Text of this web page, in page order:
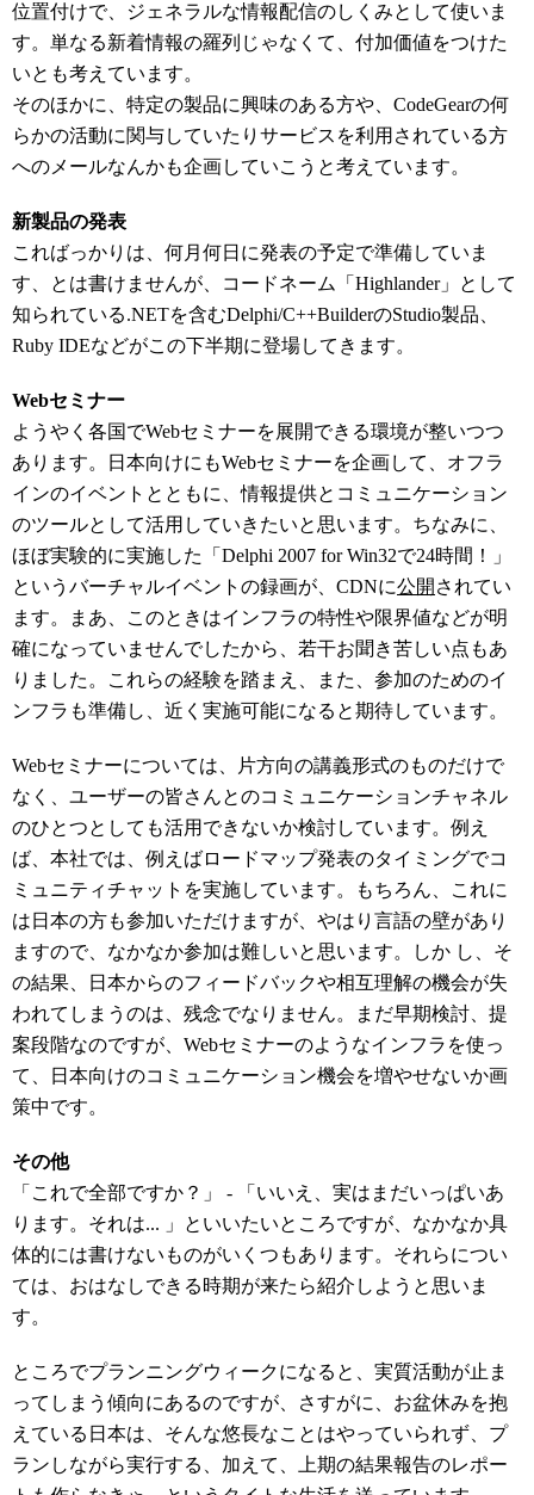
位置付けで、ジェネラルな情報配信のしくみとして使いま
す。単なる新着情報の羅列じゃなくて、付加価値をつけた
いとも考えています。
そのほかに、特定の製品に興味のある方や、CodeGearの何
らかの活動に関与していたりサービスを利用されている方
へのメールなんかも企画していこうと考えています。
新製品の発表
こればっかりは、何月何日に発表の予定で準備していま
す、とは書けませんが、コードネーム「Highlander」として
知られている.NETを含むDelphi/C++BuilderのStudio製品、
Ruby IDEなどがこの下半期に登場してきます。
Webセミナー
ようやく各国でWebセミナーを展開できる環境が整いつつ
あります。日本向けにもWebセミナーを企画して、オフラ
インのイベントとともに、情報提供とコミュニケーション
のツールとして活用していきたいと思います。ちなみに、
ほぼ実験的に実施した「Delphi 2007 for Win32で24時間！」
というバーチャルイベントの録画が、CDNに公開 されてい
ます。まあ、このときはインフラの特性や限界値などが明
確になっていませんでしたから、若干お聞き苦しい点もあ
りました。これらの経験を踏まえ、また、参加のためのイ
ンフラも準備し、近く実施可能になると期待しています。
Webセミナーについては、片方向の講義形式のものだけで
なく、ユーザーの皆さんとのコミュニケーションチャネル
のひとつとしても活用できないか検討しています。例え
ば、本社では、例えばロードマップ発表のタイミングでコ
ミュニティチャットを実施しています。もちろん、これに
は日本の方も参加いただけますが、やはり言語の壁があり
ますので、なかなか参加は難しいと思います。しか し、そ
の結果、日本からのフィードバックや相互理解の機会が失
われてしまうのは、残念でなりません。まだ早期検討、提
案段階なのですが、Webセミナーのようなインフラを使っ
て、日本向けのコミュニケーション機会を増やせないか画
策中です。
その他
「これで全部ですか？」 - 「いいえ、実はまだいっぱいあ
ります。それは... 」といいたいところですが、なかなか具
体的には書けないものがいくつもあります。それらについ
ては、おはなしできる時期が来たら紹介しようと思いま
す。
ところでプランニングウィークになると、実質活動が止ま
ってしまう傾向にあるのですが、さすがに、お盆休みを抱
えている日本は、そんな悠長なことはやっていられず、プ
ランしながら実行する、加えて、上期の結果報告のレポー